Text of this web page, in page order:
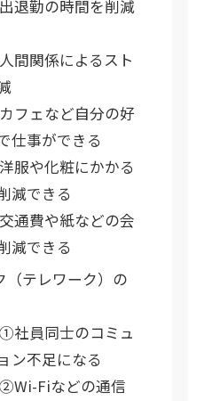
退勤の時間を削減
間関係によるスト
フェなど自分の好
仕事ができる
服や化粧にかかる
減できる
通費や紙などの会
減できる
（テレワーク）の
社員同士のコミュ
ン不足になる
Fiなどの通信